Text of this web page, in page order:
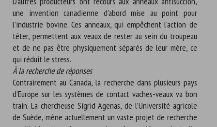
une invention canadienne d’abord mise au point pour
l’industrie bovine. Ces anneaux, qui empêchent l’action de
téter, permettent aux veaux de rester au sein du troupeau
et de ne pas être physiquement séparés de leur mère, ce
qui réduit le stress.
À la recherche de réponses
Contrairement au Canada, la recherche dans plusieurs pays
d’Europe sur les systèmes de contact vaches-veaux va bon
train. La chercheuse Sigrid Agenas, de l’Université agricole
de Suède, mène actuellement un vaste projet de recherche